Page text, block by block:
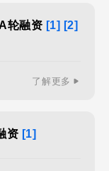
轮融资 [1] [2]
了解更多
资 [1]